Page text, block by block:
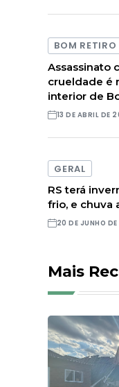
BOM
Assassinato
crueldade é
interior de
13 DE ABRIL DE
GERAL
RS terá
frio, e chuva
20 DE JUNHO
Mais